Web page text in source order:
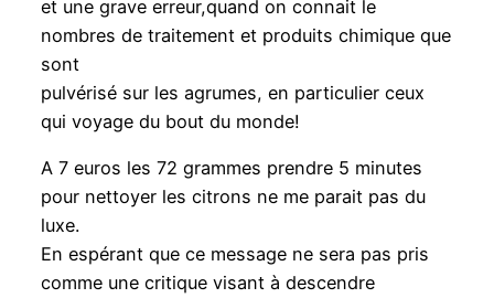
et une grave erreur,quand on connait le
nombres de traitement et produits chimique que
sont
pulvérisé sur les agrumes, en particulier ceux
qui voyage du bout du monde!
A 7 euros les 72 grammes prendre 5 minutes
pour nettoyer les citrons ne me parait pas du
luxe.
En espérant que ce message ne sera pas pris
comme une critique visant à descendre